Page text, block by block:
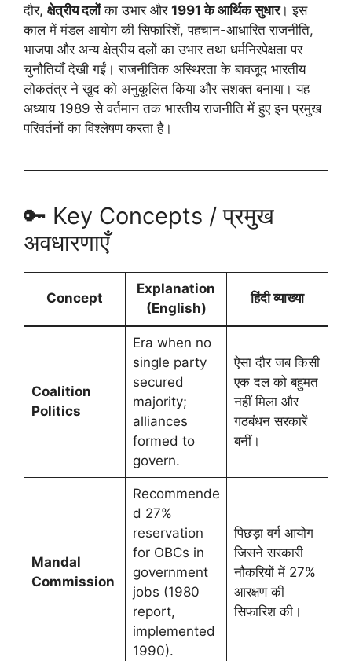
दौर, क्षेत्रीय दलोंका उभार और 1991 के आर्थिक सुधार। इस
काल में मंडल आयोग की सिफारिशें, पहचान-आधारित राजनीति,
भाजपा और अन्य क्षेत्रीय दलों का उभार तथा धर्मनिरपेक्षता पर
चुनौतियाँ देखी गईं। राजनीतिक अस्थिरता के बावजूद भारतीय
लोकतंत्र ने खुद को अनुकूलित किया और सशक्त बनाया। यह
अध्याय 1989 से वर्तमान तक भारतीय राजनीति में हुए इन प्रमुख
परिवर्तनों का विश्लेषण करता है।
🔑 Key Concepts / प्रमुख
अवधारणाएँ
Concept
Explanation
(English)
हिंदी व्याख्या
Coalition
Politics
Era when no
single party
secured
majority;
alliances
formed to
govern.
ऐसा दौर जब किसी
एक दल को बहुमत
नहीं मिला और
गठबंधन सरकारें
बनीं।
Mandal
Commission
Recommende
d 27%
reservation
for OBCs in
government
jobs (1980
report,
implemented
1990).
पिछड़ा वर्ग आयोग
जिसने सरकारी
नौकरियों में 27%
आरक्षण की
सिफारिश की।